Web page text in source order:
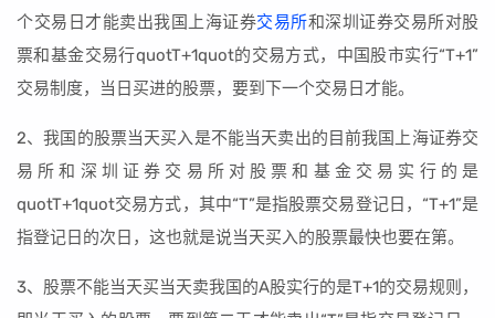
个交易日才能卖出我国上海证券交易所和深圳证券交易所对股
票和基金交易行quotT+1quot的交易方式，中国股市实行“T+1”
交易制度，当日买进的股票，要到下一个交易日才能。
2、我国的股票当天买入是不能当天卖出的目前我国上海证券交
易所和深圳证券交易所对股票和基金交易实行的是
quotT+1quot交易方式，其中“T”是指股票交易登记日，“T+1”是
指登记日的次日，这也就是说当天买入的股票最快也要在第。
3、股票不能当天买当天卖我国的A股实行的是T+1的交易规则，